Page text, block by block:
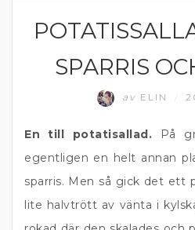
GRÖNA TILLBEHÖR
SPARRIS
av ELIN
En till potatisallad.
På
egentligen en helt annan
sparris. Men så gick det ett
lite halvtrött av vänta i